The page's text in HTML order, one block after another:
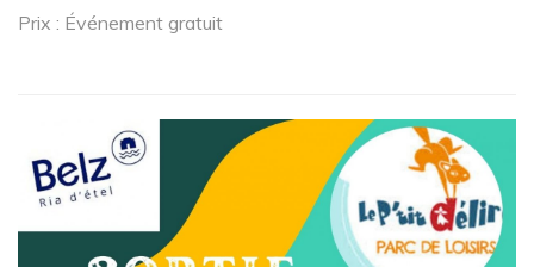
Prix : Événement gratuit